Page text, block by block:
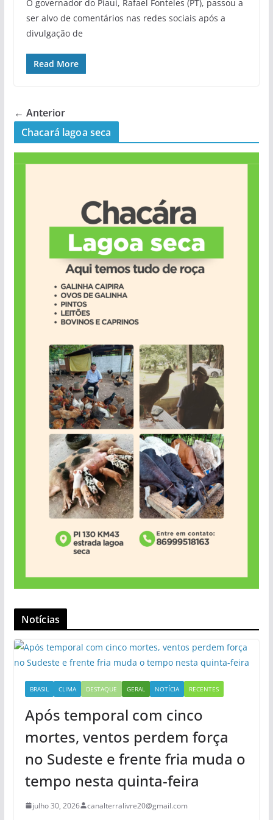
O governador do Piauí, Rafael Fonteles (PT), passou a
ser alvo de comentários nas redes sociais após a
divulgação de
Read More
← Anterior
Chacará lagoa seca
Notícias
BRASIL CLIMA DESTAQUE GERAL NOTÍCIA RECENTES
Após temporal com cinco
mortes, ventos perdem força
no Sudeste e frente fria muda o
tempo nesta quinta-feira
julho 30, 2026 canalterralivre20@gmail.com